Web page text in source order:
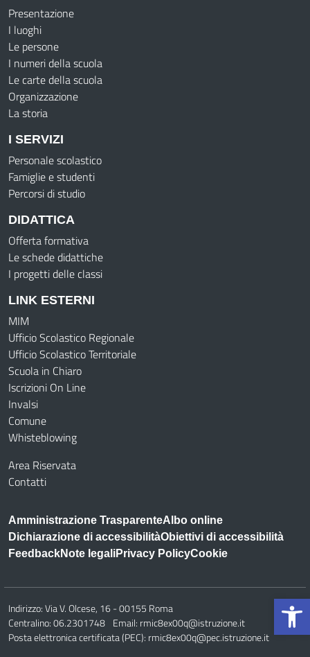
Presentazione
I luoghi
Le persone
I numeri della scuola
Le carte della scuola
Organizzazione
La storia
I SERVIZI
Personale scolastico
Famiglie e studenti
Percorsi di studio
DIDATTICA
Offerta formativa
Le schede didattiche
I progetti delle classi
LINK ESTERNI
MIM
Ufficio Scolastico Regionale
Ufficio Scolastico Territoriale
Scuola in Chiaro
Iscrizioni On Line
Invalsi
Comune
Whisteblowing
Area Riservata
Contatti
Amministrazione TrasparenteAlbo online
Dichiarazione di accessibilitàObiettivi di accessibilità
FeedbackNote legaliPrivacy PolicyCookie
Indirizzo:Via V. Olcese, 16 - 00155 Roma
Centralino:06.2301748 Email: rmic8ex00q@istruzione.it
Posta elettronica certificata (PEC): rmic8ex00q@pec.istruzione.it